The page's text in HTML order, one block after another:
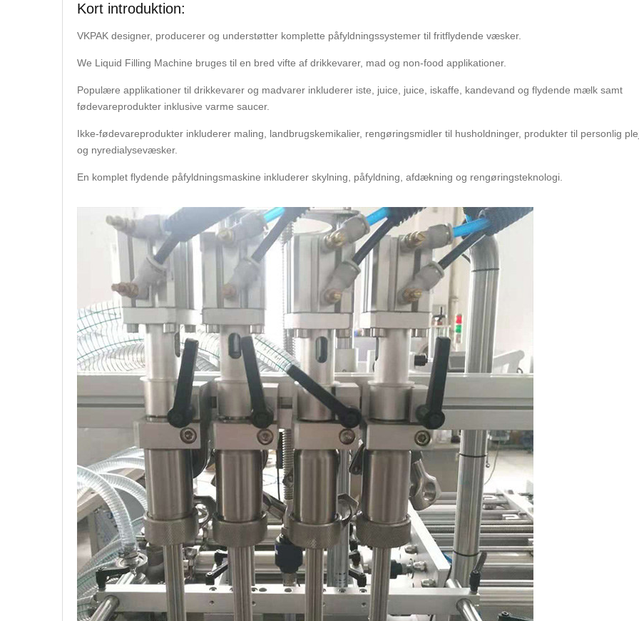
Kort introduktion:
VKPAK designer, producerer og understøtter komplette påfyldningssystemer til fritflydende væsker.
We Liquid Filling Machine bruges til en bred vifte af drikkevarer, mad og non-food applikationer.
Populære applikationer til drikkevarer og madvarer inkluderer iste, juice, juice, iskaffe, kandevand og flydende mælk samt
fødevareprodukter inklusive varme saucer.
Ikke-fødevareprodukter inkluderer maling, landbrugskemikalier, rengøringsmidler til husholdninger, produkter til personlig
og nyredialysevæsker.
En komplet flydende påfyldningsmaskine inkluderer skylning, påfyldning, afdækning og rengøringsteknologi.